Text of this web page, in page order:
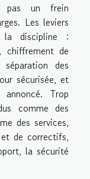
pas un frein
Les leviers
discipline :
chiffrement de
des
sécurisée, et
Trop
comme des
des services,
et de correctifs,
la sécurité